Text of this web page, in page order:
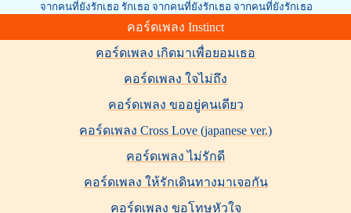
จากคนที่ยังรักเธอ รักเธอ จากคนที่ยังรักเธอ จากคนที่ยังรักเธอ
คอร์ดเพลง Instinct
คอร์ดเพลง เกิดมาเพื่อยอมเธอ
คอร์ดเพลง ใจไม่ถึง
คอร์ดเพลง ขออยู่คนเดียว
คอร์ดเพลง Cross Love (japanese ver.)
คอร์ดเพลง ไม่รักดี
คอร์ดเพลง ให้รักเดินทางมาเจอกัน
คอร์ดเพลง ขอโทษหัวใจ